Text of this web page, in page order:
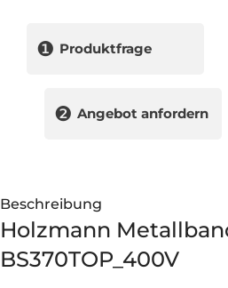
❶ Produktfrage
❷ Angebot anfordern
Beschreibung
Holzmann
BS370TOP_400V